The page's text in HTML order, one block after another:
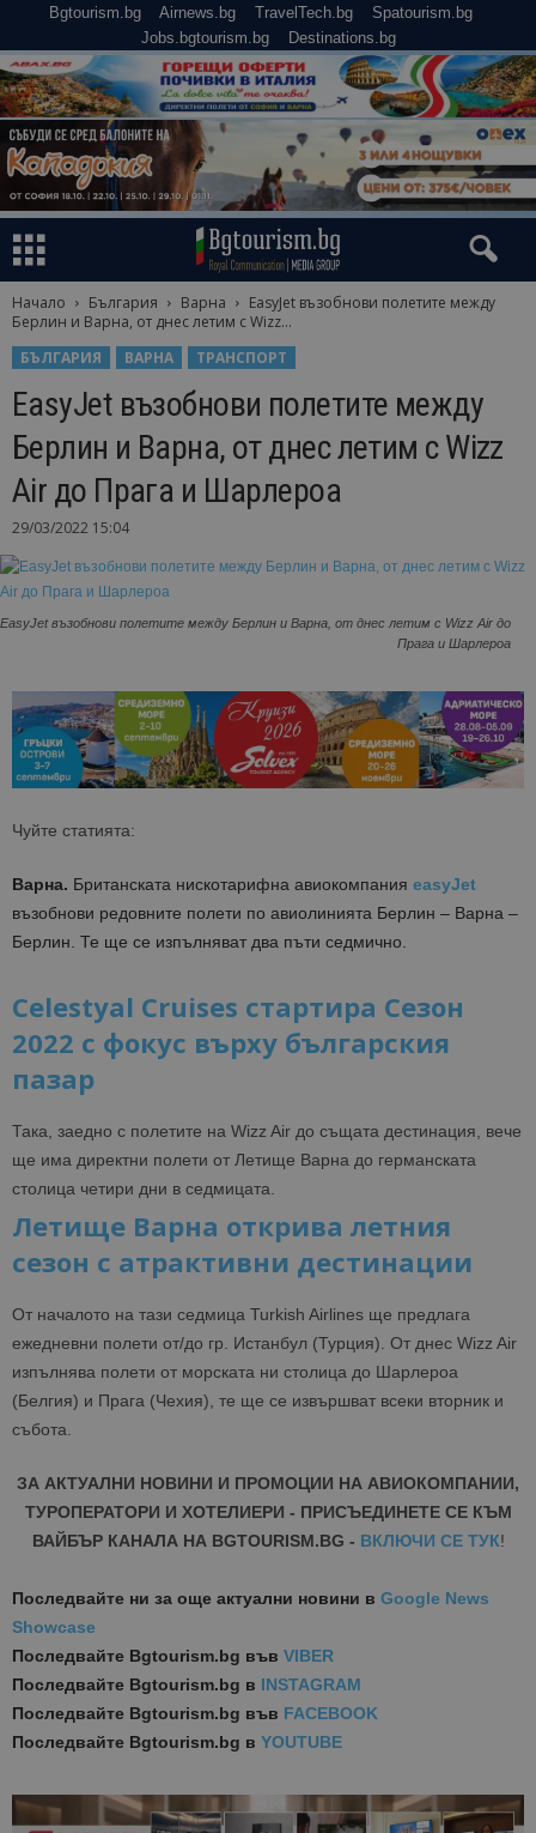
Bgtourism.bg Airnews.bg TravelTech.bg
Spatourism.bg
Jobs.bgtourism.bg
Destinations.bg
Начало България Варна
ЕasyJet възобнови полетите между
Берлин и Варна, от днес летим с Wizz...
БЪЛГАРИЯ
ВАРНА ТРАНСПОРТ
ЕasyJet възобнови полетите между
Берлин и Варна, от днес летим с Wizz
Air до Прага и Шарлероа
29/03/2022 15:04
ЕasyJet възобнови полетите между Берлин и Варна, от днес летим с Wizz Air до
Прага и Шарлероа
Чуйте статията:
Варна. Британската нискотарифна авиокомпания easyJet
възобнови редовните полети по авиолинията Берлин – Варна –
Берлин. Те ще се изпълняват два пъти седмично.
Сelestyal Сruises стартира Сезон
2022 с фокус върху българския
пазар
Така, заедно с полетите на Wizz Air до същата дестинация, вече
ще има директни полети от Летище Варна до германската
столица четири дни в седмицата.
Летище Варна открива летния
сезон с атрактивни дестинации
От началото на тази седмица Turkish Airlines ще предлага
ежедневни полети от/до гр. Истанбул (Турция). От днес Wizz Air
изпълнява полети от морската ни столица до Шарлероа
(Белгия) и Прага (Чехия), те ще се извършват всеки вторник и
събота.
ЗА АКТУАЛНИ НОВИНИ И ПРОМОЦИИ НА АВИОКОМПАНИИ,
ТУРОПЕРАТОРИ И ХОТЕЛИЕРИ - ПРИСЪЕДИНЕТЕ СЕ КЪМ
ВАЙБЪР КАНАЛА НА BGTOURISM.BG - ВКЛЮЧИ СЕ ТУК!
Последвайте ни за още актуални новини в Google News
Showcase
Последвайте Bgtourism.bg във VIBER
Последвайте Bgtourism.bg в INSTAGRAM
Последвайте Bgtourism.bg във FACEBOOK
Последвайте Bgtourism.bg в YOUTUBE